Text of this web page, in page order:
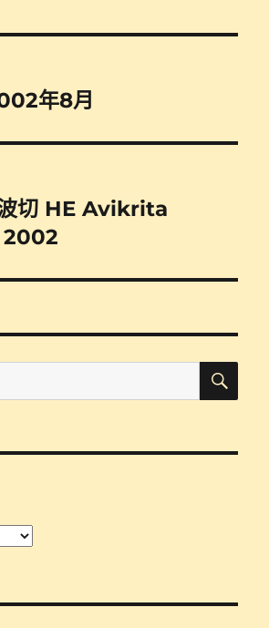
年8月
切 HE Avikrita
搜